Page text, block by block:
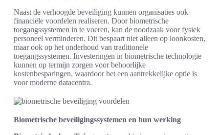
Naast de verhoogde beveiliging kunnen organisaties ook
financiële voordelen realiseren. Door biometrische
toegangssystemen in te voeren, kan de noodzaak voor fysiek
personeel verminderen. Dit bespaart niet alleen op loonkosten,
maar ook op het onderhoud van traditionele
toegangssystemen. Investeringen in biometrische technologie
kunnen op termijn zorgen voor behoorlijke
kostenbesparingen, waardoor het een aantrekkelijke optie is
voor moderne datacentra.
Biometrische beveiligingssystemen en hun werking